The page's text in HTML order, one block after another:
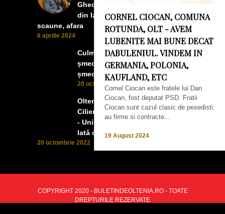
CORNEL CIOCAN, COMUNA
ROTUNDA, OLT - AVEM
LUBENITE MAI BUNE DECAT
DABULENIUL. VINDEM IN
GERMANIA, POLONIA,
KAUFLAND, ETC
Cornel Ciocan este fratele lui Dan
Ciocan, fost deputat PSD. Fratii
Ciocan sunt cazul clasic de pesedisti:
au firme si contracte...
19 August 2024
Gheorghe. Lumea prea buna
din Izbiceni a avut un ecran si
scaune, afara
6 aprilie 2024
Culmea smecheriei! O mașină
șmecheră l-a trădat pe cel mai
șmecher oltean
20 octombrie 2022
Oltenii, Dăbulenii, Izbicenii,
Cilienii s-au înfrățit cu Puchenii
- Unii cu munca, alții cu profitul.
Iată ce a ieșit!
20 octombrie 2022
COPYRIGHT 2020 - BULETINDEOLTENIA.RO - TOATE
DREPTURILE REZERVATE